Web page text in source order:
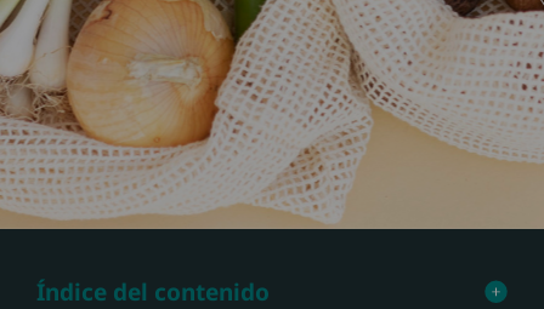
Índice del contenido